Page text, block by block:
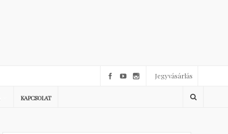
Jegyvásárlás
KAPCSOLAT